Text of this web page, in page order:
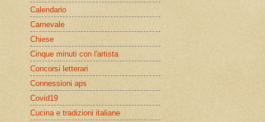
Calendario
Carnevale
Chiese
Cinque minuti con l'artista
Concorsi letterari
Connessioni aps
Covid19
Cucina e tradizioni italiane